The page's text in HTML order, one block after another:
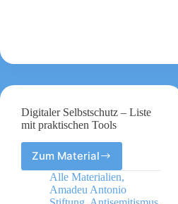
Digitaler Selbstschutz – Liste
mit praktischen Tools
Zum Material
Digitaler
Selbstschutz
–
Alle Materialien,
Amadeu Antonio